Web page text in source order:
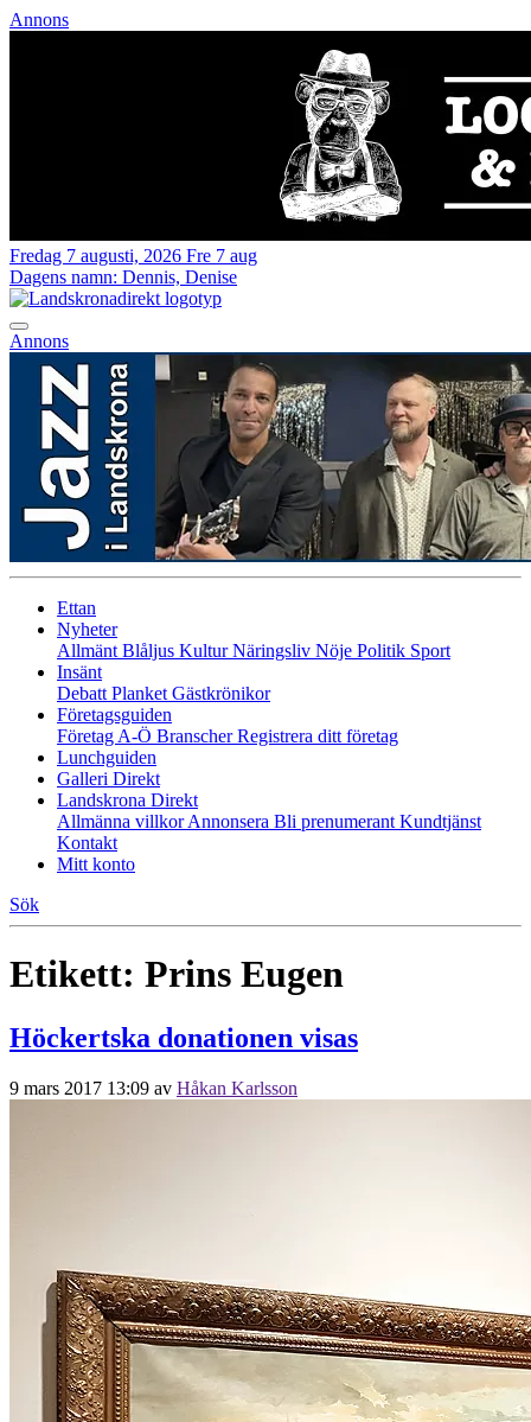
Annons
Fredag 7 augusti, 2026 Fre 7 aug
Dagens namn: Dennis, Denise
Annons
Ettan
Nyheter
Allmänt Blåljus KulturNäringsliv Nöje Politik Sport
Insänt
Debatt Planket Gästkrönikor
Företagsguiden
Företag A-Ö BranscherRegistrera ditt företag
Lunchguiden
Galleri Direkt
Landskrona Direkt
Allmänna villkorAnnonsera Bli prenumerant Kundtjänst
Kontakt
Mitt konto
Sök
Etikett: Prins Eugen
Höckertska donationen visas
9 mars 2017 13:09 av Håkan Karlsson